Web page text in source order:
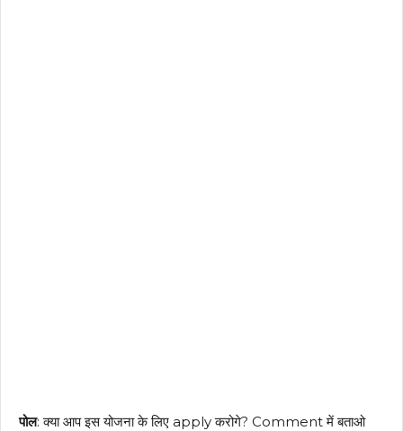
पोल: क्या आप इस योजना के लिए apply करोगे? Comment में बताओ